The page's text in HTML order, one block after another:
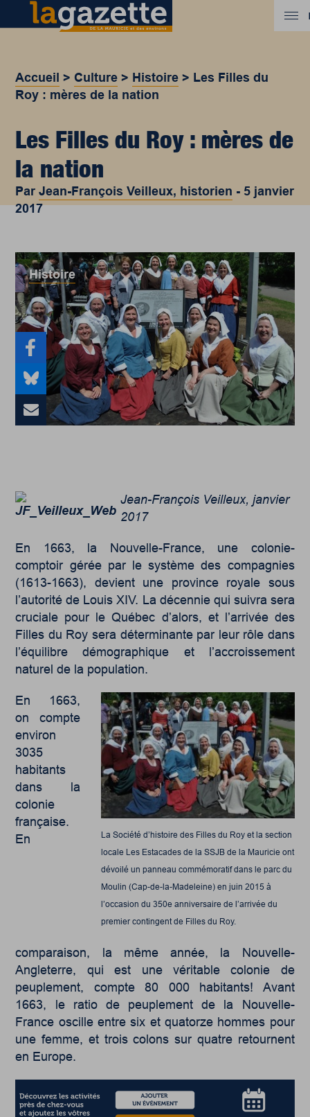
Accueil > Culture > Histoire > Les Filles du
Roy : mères de la nation
Les Filles du Roy : mères de
la nation
ParJean-François Veilleux, historien - 5 janvier
2017
Histoire
Jean-François Veilleux, janvier
2017
En 1663, la Nouvelle-France, une colonie-
comptoir gérée par le système des compagnies
(1613-1663), devient une province royale sous
l’autorité de Louis XIV. La décennie qui suivra sera
cruciale pour le Québec d’alors, et l’arrivée des
Filles du Roy sera déterminante par leur rôle dans
l’équilibre démographique et l’accroissement
naturel de la population.
La Société d’histoire des Filles du Roy et la section
locale Les Estacades de la SSJB de la Mauricie ont
dévoilé un panneau commémoratif dans le parc du
Moulin (Cap-de-la-Madeleine) en juin 2015 à
l’occasion du 350e anniversaire de l’arrivée du
premier contingent de Filles du Roy.
En 1663,
on compte
environ
3035
habitants
dans la
colonie
française.
En
comparaison, la même année, la Nouvelle-
Angleterre, qui est une véritable colonie de
peuplement, compte 80 000 habitants! Avant
1663, le ratio de peuplement de la Nouvelle-
France oscille entre six et quatorze hommes pour
une femme, et trois colons sur quatre retournent
en Europe.